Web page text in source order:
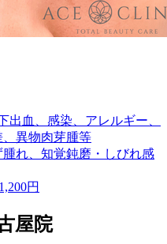
出血、感染、アレルギー、
異物肉芽腫等
れ、知覚鈍磨・しびれ感
円
屋院